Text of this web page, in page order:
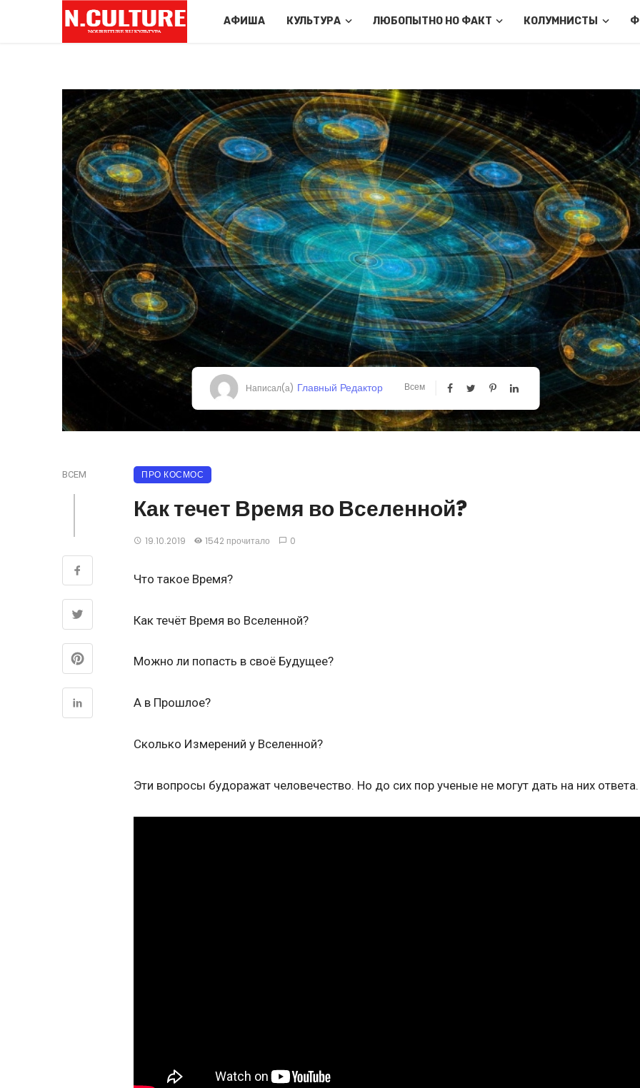
АФИША КУЛЬТУРА ЛЮБОПЫТНО НО ФАКТ КОЛУМНИСТЫ
Написал(а) Главный Редактор Всем
ВСЕМ ПРО КОСМОС
Как течет Время во Вселенной?
19.10.2019 1542 прочитало 0
Что такое Время?
Как течёт Время во Вселенной?
Можно ли попасть в своё Будущее?
А в Прошлое?
Сколько Измерений у Вселенной?
Эти вопросы будоражат человечество. Но до сих пор ученые не могут дать на них ответа.